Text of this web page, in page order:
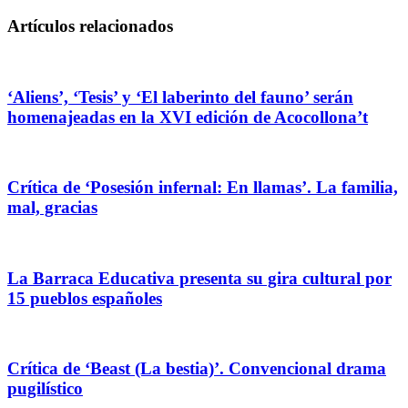
Artículos relacionados
‘Aliens’, ‘Tesis’ y ‘El laberinto del fauno’ serán
homenajeadas en la XVI edición de Acocollona’t
Crítica de ‘Posesión infernal: En llamas’. La familia,
mal, gracias
La Barraca Educativa presenta su gira cultural por
15 pueblos españoles
Crítica de ‘Beast (La bestia)’. Convencional drama
pugilístico